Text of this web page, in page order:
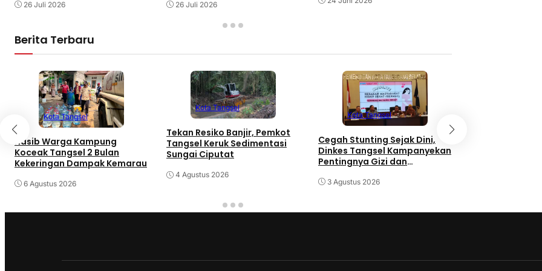
Satyaraga
26 Juli 2026 26 Juli 2026
Berita Terbaru
Kota Tangsel
Nasib Warga Kampung
Koceak Tangsel 2 Bulan
Kekeringan Dampak Kemarau
6 Agustus 2026
Kota Tangsel
Tekan Resiko Banjir, Pemkot
Tangsel Keruk Sedimentasi
Sungai Ciputat
4 Agustus 2026
Kota Tangsel
Cegah Stunting Sejak Dini,
Dinkes Tangsel Kampanyekan
Pentingnya Gizi dan
3 Agustus 2026